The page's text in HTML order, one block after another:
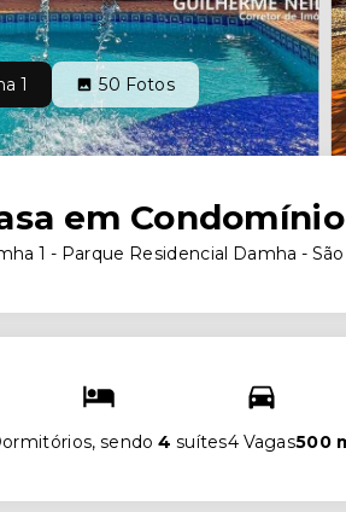
1 50 Fotos
em Condomínio
1 - Parque Residencial Damha -
sendo4 suítes4 Vagas500